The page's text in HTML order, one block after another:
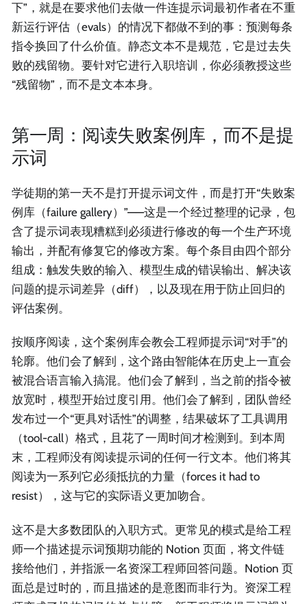
下”，就是在要求他们去做一件连提示词最初作者在不重
新运行评估（evals）的情况下都做不到的事：预测每条
指令换回了什么价值。静态文本不是规范，它是过去失
败的残留物。要针对它进行入职培训，你必须教授这些
“残留物”，而不是文本本身。
第一周：阅读失败案例库，而不是提
示词
学徒期的第一天不是打开提示词文件，而是打开“失败案
例库（failure gallery）”——这是一个经过整理的记录，包
含了提示词表现糟糕到必须进行修改的每一个生产环境
输出，并配有修复它的修改方案。每个条目由四个部分
组成：触发失败的输入、模型生成的错误输出、解决该
问题的提示词差异（diff），以及现在用于防止回归的
评估案例。
按顺序阅读，这个案例库会教会工程师提示词“对手”的
轮廓。他们会了解到，这个路由智能体在历史上一直会
被混合语言输入搞混。他们会了解到，当之前的指令被
放宽时，模型开始过度引用。他们会了解到，团队曾经
发布过一个“更具对话性”的调整，结果破坏了工具调用
（tool-call）格式，且花了一周时间才检测到。到本周
末，工程师没有阅读提示词的任何一行文本。他们将其
阅读为一系列它必须抵抗的力量（forces it had to
resist），这与它的实际语义更加吻合。
这不是大多数团队的入职方式。更常见的模式是给工程
师一个描述提示词预期功能的 Notion 页面，将文件链
接给他们，并指派一名资深工程师回答问题。Notion 页
面总是过时的，而且描述的是意图而非行为。资深工程